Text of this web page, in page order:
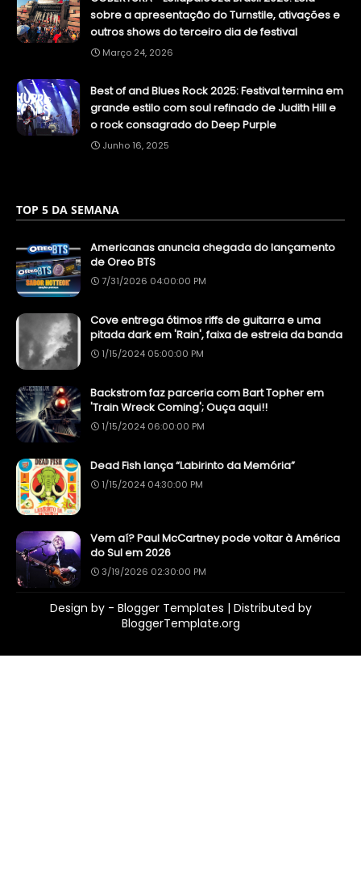
sobre a apresentação do Turnstile, ativações e
outros shows do terceiro dia de festival
Março 24, 2026
Best of and Blues Rock 2025: Festival termina em
grande estilo com soul refinado de Judith Hill e
o rock consagrado do Deep Purple
Junho 16, 2025
TOP 5 DA SEMANA
Americanas anuncia chegada do lançamento
de Oreo BTS
7/31/2026 04:00:00 PM
Cove entrega ótimos riffs de guitarra e uma
pitada dark em 'Rain', faixa de estreia da banda
1/15/2024 05:00:00 PM
Backstrom faz parceria com Bart Topher em
'Train Wreck Coming'; Ouça aqui!!
1/15/2024 06:00:00 PM
Dead Fish lança “Labirinto da Memória”
1/15/2024 04:30:00 PM
Vem aí? Paul McCartney pode voltar à América
do Sul em 2026
3/19/2026 02:30:00 PM
Design by - Blogger Templates | Distributed by
BloggerTemplate.org